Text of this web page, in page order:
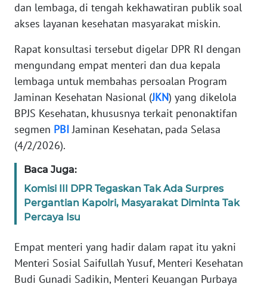
dan lembaga, di tengah kekhawatiran publik soal
akses layanan kesehatan masyarakat miskin.
Rapat konsultasi tersebut digelar DPR RI dengan
mengundang empat menteri dan dua kepala
lembaga untuk membahas persoalan Program
Jaminan Kesehatan Nasional (JKN) yang dikelola
BPJS Kesehatan, khususnya terkait penonaktifan
segmen PBIJaminan Kesehatan, pada Selasa
(4/2/2026).
Baca Juga:
Komisi III DPR Tegaskan Tak Ada Surpres
Pergantian Kapolri, Masyarakat Diminta Tak
Percaya Isu
Empat menteri yang hadir dalam rapat itu yakni
Menteri Sosial Saifullah Yusuf, Menteri Kesehatan
Budi Gunadi Sadikin, Menteri Keuangan Purbaya
KONTAK
KAMI
INFO
IKLAN
KAMI
PEDOMAN
SIBER
REDAKSI
DISCLAIMER